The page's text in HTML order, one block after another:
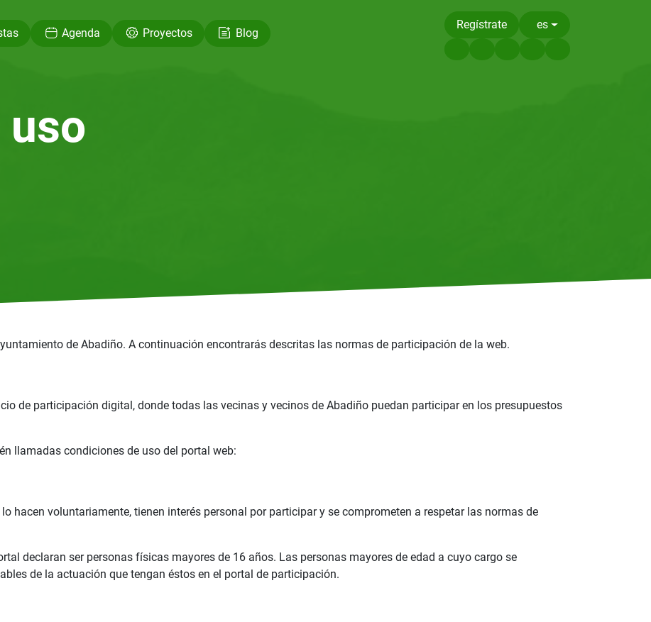
Agenda Proyectos Blog
Regístrate es
uso
de Abadiño. A continuación encontrarás descritas las normas de participación de la web.
de participación digital, donde todas las vecinas y vecinos de Abadiño puedan participar en los presupuestos
llamadas condiciones de uso del portal web:
hacen voluntariamente, tienen interés personal por participar y se comprometen a respetar las normas de
declaran ser personas físicas mayores de 16 años. Las personas mayores de edad a cuyo cargo se
de la actuación que tengan éstos en el portal de participación.